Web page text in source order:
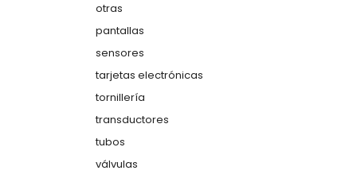
otras
pantallas
sensores
tarjetas electrónicas
tornillería
transductores
tubos
válvulas